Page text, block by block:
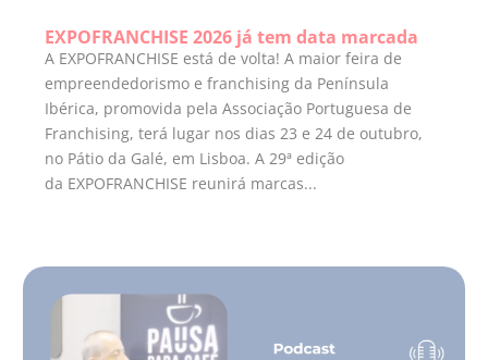
EXPOFRANCHISE 2026 já tem data marcada
A EXPOFRANCHISE está de volta! A maior feira de
empreendedorismo e franchising da Península
Ibérica, promovida pela Associação Portuguesa de
Franchising, terá lugar nos dias 23 e 24 de outubro,
no Pátio da Galé, em Lisboa. A 29ª edição
da EXPOFRANCHISE reunirá marcas...